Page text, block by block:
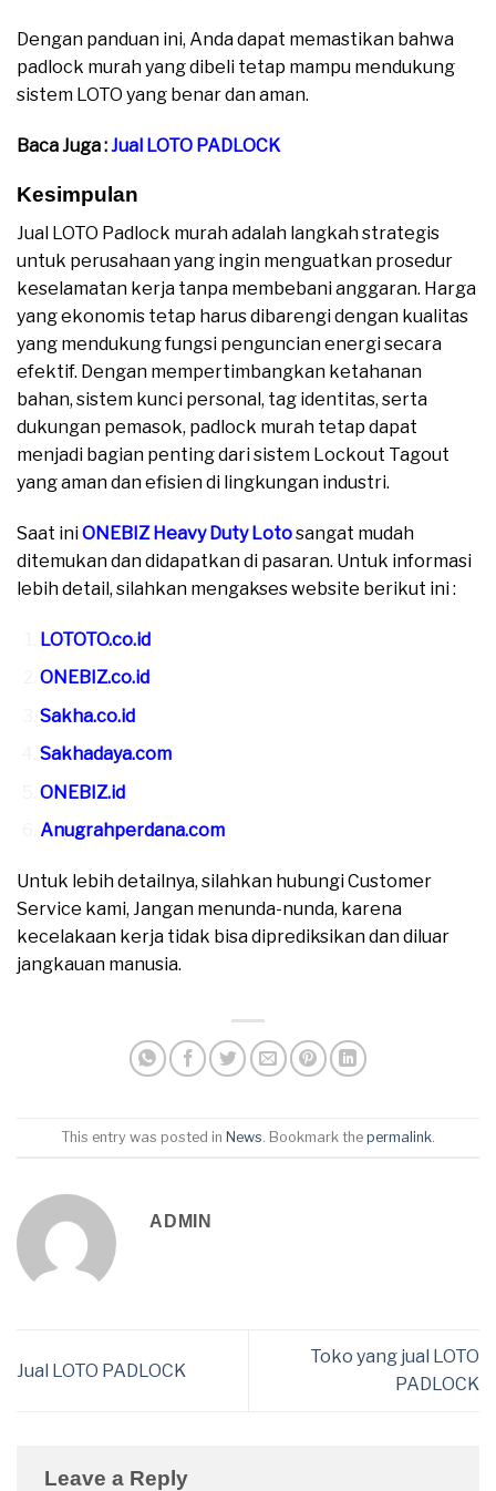
Dengan panduan ini, Anda dapat memastikan bahwa
padlock murah yang dibeli tetap mampu mendukung
sistem LOTO yang benar dan aman.
Baca Juga :Jual LOTO PADLOCK
Kesimpulan
Jual LOTO Padlock murah adalah langkah strategis
untuk perusahaan yang ingin menguatkan prosedur
keselamatan kerja tanpa membebani anggaran. Harga
yang ekonomis tetap harus dibarengi dengan kualitas
yang mendukung fungsi penguncian energi secara
efektif. Dengan mempertimbangkan ketahanan
bahan, sistem kunci personal, tag identitas, serta
dukungan pemasok, padlock murah tetap dapat
menjadi bagian penting dari sistem Lockout Tagout
yang aman dan efisien di lingkungan industri.
Saat iniONEBIZ Heavy Duty Lotosangat mudah
ditemukan dan didapatkan di pasaran. Untuk informasi
lebih detail, silahkan mengakses website berikut ini :
LOTOTO.co.id
ONEBIZ.co.id
Sakha.co.id
Sakhadaya.com
ONEBIZ.id
Anugrahperdana.com
Untuk lebih detailnya, silahkan hubungi Customer
Service kami, Jangan menunda-nunda, karena
kecelakaan kerja tidak bisa diprediksikan dan diluar
jangkauan manusia.
This entry was posted in News . Bookmark the permalink
ADMIN
Jual LOTO PADLOCK
Toko yang jual LOTO
PADLOCK
Leave a Reply